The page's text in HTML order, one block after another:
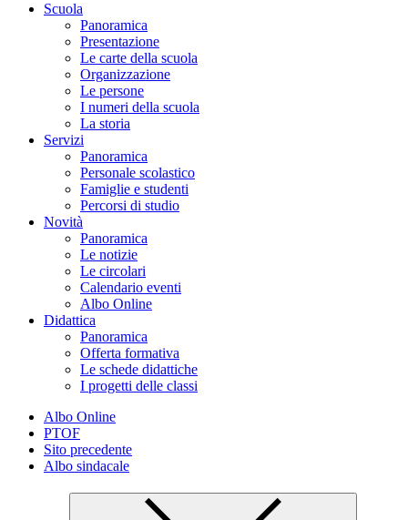
Scuola
Panoramica
Presentazione
Le carte della scuola
Organizzazione
Le persone
I numeri della scuola
La storia
Servizi
Panoramica
Personale scolastico
Famiglie e studenti
Percorsi di studio
Novità
Panoramica
Le notizie
Le circolari
Calendario eventi
Albo Online
Didattica
Panoramica
Offerta formativa
Le schede didattiche
I progetti delle classi
Albo Online
PTOF
Sito precedente
Albo sindacale